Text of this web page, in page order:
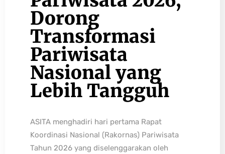
Dorong
Transformasi
Pariwisata
Nasional yang
Lebih Tangguh
ASITA menghadiri hari pertama Rapat
Koordinasi Nasional (Rakornas) Pariwisata
Tahun 2026 yang diselenggarakan oleh